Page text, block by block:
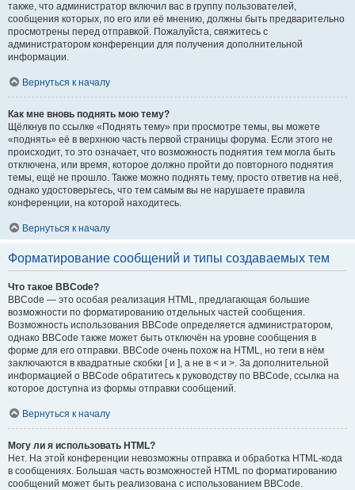
также, что администратор включил вас в группу пользователей,
сообщения которых, по его или её мнению, должны быть предварительно
просмотрены перед отправкой. Пожалуйста, свяжитесь с
администратором конференции для получения дополнительной
информации.
Вернуться к началу
Как мне вновь поднять мою тему?
Щёлкнув по ссылке «Поднять тему» при просмотре темы, вы можете
«поднять» её в верхнюю часть первой страницы форума. Если этого не
происходит, то это означает, что возможность поднятия тем могла быть
отключена, или время, которое должно пройти до повторного поднятия
темы, ещё не прошло. Также можно поднять тему, просто ответив на неё,
однако удостоверьтесь, что тем самым вы не нарушаете правила
конференции, на которой находитесь.
Вернуться к началу
Форматирование сообщений и типы создаваемых тем
Что такое BBCode?
BBCode — это особая реализация HTML, предлагающая большие
возможности по форматированию отдельных частей сообщения.
Возможность использования BBCode определяется администратором,
однако BBCode также может быть отключён на уровне сообщения в
форме для его отправки. BBCode очень похож на HTML, но теги в нём
заключаются в квадратные скобки [ и ], а не в < и >. За дополнительной
информацией о BBCode обратитесь к руководству по BBCode, ссылка на
которое доступна из формы отправки сообщений.
Вернуться к началу
Могу ли я использовать HTML?
Нет. На этой конференции невозможны отправка и обработка HTML-кода
в сообщениях. Большая часть возможностей HTML по форматированию
сообщений может быть реализована с использованием BBCode.